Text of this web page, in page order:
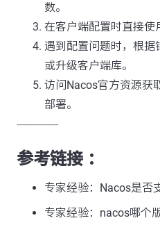
数。
在客户端配置时直接使
遇到配置问题时，根
或升级客户端库。
访问Nacos官方资源获
部署。
---------------
参考链接 ：
专家经验：Nacos是否
专家经验：nacos哪个